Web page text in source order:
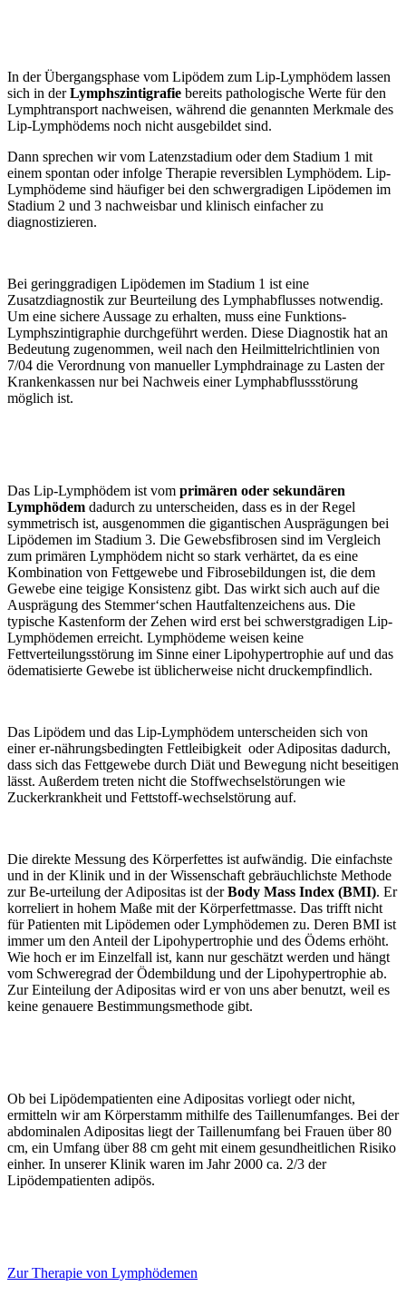
In der Übergangsphase vom Lipödem zum Lip-Lymphödem lassen
sich in derLymphszintigrafie bereits pathologische Werte für den
Lymphtransport nachweisen, während die genannten Merkmale des
Lip-Lymphödems noch nicht ausgebildet sind.
Dann sprechen wir vom Latenzstadium oder dem Stadium 1 mit
einem spontan oder infolge Therapie reversiblen Lymphödem. Lip-
Lymphödeme sind häufiger bei den schwergradigen Lipödemen im
Stadium 2 und 3 nachweisbar und klinisch einfacher zu
diagnostizieren.
Bei geringgradigen Lipödemen im Stadium 1 ist eine
Zusatzdiagnostik zur Beurteilung des Lymphabflusses notwendig.
Um eine sichere Aussage zu erhalten, muss eine Funktions-
Lymphszintigraphie durchgeführt werden. Diese Diagnostik hat an
Bedeutung zugenommen, weil nach den Heilmittelrichtlinien von
7/04 die Verordnung von manueller Lymphdrainage zu Lasten der
Krankenkassen nur bei Nachweis einer Lymphabflussstörung
möglich ist.
Das Lip-Lymphödem ist vom primären oder sekundären
Lymphödem dadurch zu unterscheiden, dass es in der Regel
symmetrisch ist, ausgenommen die gigantischen Ausprägungen bei
Lipödemen im Stadium 3. Die Gewebsfibrosen sind im Vergleich
zum primären Lymphödem nicht so stark verhärtet, da es eine
Kombination von Fettgewebe und Fibrosebildungen ist, die dem
Gewebe eine teigige Konsistenz gibt. Das wirkt sich auch auf die
Ausprägung des Stemmer‘schen Hautfaltenzeichens aus. Die
typische Kastenform der Zehen wird erst bei schwerstgradigen Lip-
Lymphödemen erreicht. Lymphödeme weisen keine
Fettverteilungsstörung im Sinne einer Lipohypertrophie auf und das
ödematisierte Gewebe ist üblicherweise nicht druckempfindlich.
Das Lipödem und das Lip-Lymphödem unterscheiden sich von
einer er-nährungsbedingten Fettleibigkeit oder Adipositas dadurch,
dass sich das Fettgewebe durch Diät und Bewegung nicht beseitigen
lässt. Außerdem treten nicht die Stoffwechselstörungen wie
Zuckerkrankheit und Fettstoff-wechselstörung auf.
Die direkte Messung des Körperfettes ist aufwändig. Die einfachste
und in der Klinik und in der Wissenschaft gebräuchlichste Methode
zur Be-urteilung der Adipositas ist derBody Mass Index (BMI). Er
korreliert in hohem Maße mit der Körperfettmasse. Das trifft nicht
für Patienten mit Lipödemen oder Lymphödemen zu. Deren BMI ist
immer um den Anteil der Lipohypertrophie und des Ödems erhöht.
Wie hoch er im Einzelfall ist, kann nur geschätzt werden und hängt
vom Schweregrad der Ödembildung und der Lipohypertrophie ab.
Zur Einteilung der Adipositas wird er von uns aber benutzt, weil es
keine genauere Bestimmungsmethode gibt.
Ob bei Lipödempatienten eine Adipositas vorliegt oder nicht,
ermitteln wir am Körperstamm mithilfe des Taillenumfanges. Bei der
abdominalen Adipositas liegt der Taillenumfang bei Frauen über 80
cm, ein Umfang über 88 cm geht mit einem gesundheitlichen Risiko
einher. In unserer Klinik waren im Jahr 2000 ca. 2/3 der
Lipödempatienten adipös.
Zur Therapie von Lymphödemen